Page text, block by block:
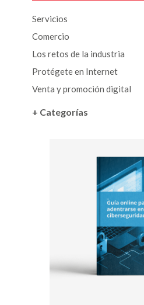
Servicios
Comercio
Los retos de la industria
Protégete en Internet
Venta y promoción digital
+ Categorías